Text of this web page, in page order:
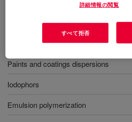
Agrochemicals
Paints and coatings dispersions
Iodophors
Emulsion polymerization
詳細情報の閲覧
すべて拒否